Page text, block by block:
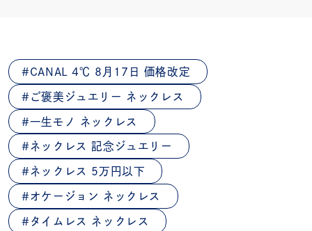
CANAL 4℃ 8月17日 価格改定
ご褒美ジュエリー ネックレス
一生モノ ネックレス
ネックレス 記念ジュエリー
ネックレス 5万円以下
オケージョン ネックレス
タイムレス ネックレス